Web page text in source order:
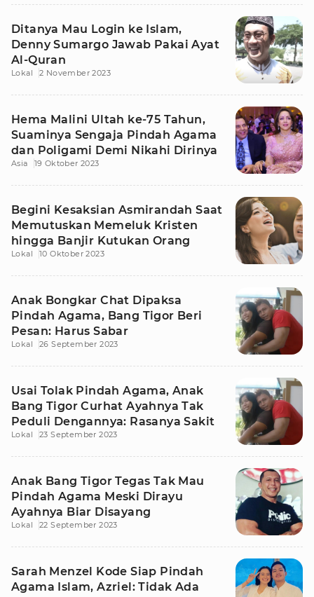
Ditanya Mau Login ke Islam,
Denny Sumargo Jawab Pakai Ayat
Al-Quran
Lokal 2 November 2023
Hema Malini Ultah ke-75 Tahun,
Suaminya Sengaja Pindah Agama
dan Poligami Demi Nikahi Dirinya
Asia 19 Oktober 2023
Begini Kesaksian Asmirandah Saat
Memutuskan Memeluk Kristen
hingga Banjir Kutukan Orang
Lokal 10 Oktober 2023
Anak Bongkar Chat Dipaksa
Pindah Agama, Bang Tigor Beri
Pesan: Harus Sabar
Lokal 26 September 2023
Usai Tolak Pindah Agama, Anak
Bang Tigor Curhat Ayahnya Tak
Peduli Dengannya: Rasanya Sakit
Lokal 23 September 2023
Anak Bang Tigor Tegas Tak Mau
Pindah Agama Meski Dirayu
Ayahnya Biar Disayang
Lokal 22 September 2023
Sarah Menzel Kode Siap Pindah
Agama Islam, Azriel: Tidak Ada